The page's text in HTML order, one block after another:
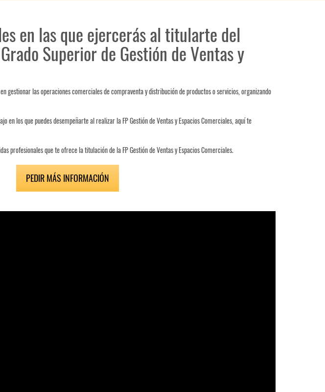
en las que ejercerás al titularte del
Superior de Gestión de Ventas y
gestionar las operaciones comerciales de compraventa y distribución de productos o servicios, organizando
en los que puedes desempeñarte al realizar la FP Gestión de Ventas y Espacios Comerciales, aquí te
profesionales que te ofrece la titulación de la FP Gestión de Ventas y Espacios Comerciales.
PEDIR MÁS INFORMACIÓN